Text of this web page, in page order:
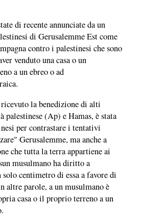
di recente annunciate da un
di Gerusalemme Est come
contro i palestinesi che sono
venduto una casa o un
a un ebreo o ad
ricevuto la benedizione di alti
(Ap) e Hamas, è stata
per contrastare i tentativi
Gerusalemme, ma anche a
che tutta la terra appartiene ai
musulmano ha diritto a
centimetro di essa a favore di
altre parole, a un musulmano è
casa o il proprio terreno a un